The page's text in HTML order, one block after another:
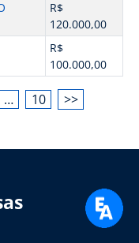
R$
120.000,00
R$
100.000,00
… 10 >>